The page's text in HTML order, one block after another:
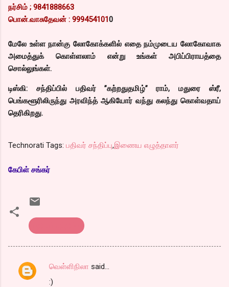
நர்சிம் ; 9841888663
பொன்.வாசுதேவன் : 9994541010
மேலே உள்ள நான்கு லோகோக்களில் எதை நம்முடைய லோகோவாக
அமைத்துக் கொள்ளலாம் என்று உங்கள் அபிப்பிராயத்தை
சொல்லுங்கள்.
டிஸ்கி: சந்திப்பில் பதிவர் ”கற்றதுதமிழ்” ராம், மதுரை ஸ்ரீ,
பெங்களூரிலிருந்து அரவிந்த் ஆகியோர் வந்து கலந்து கொள்வதாய்
தெரிகிறது.
Technorati Tags: பதிவர் சந்திப்பு,இணைய எழுத்தாளர்
கேபிள் சங்கர்
C
வெள்ளிநிலா said…
:)